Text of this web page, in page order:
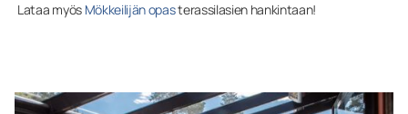
Lataa myös Mökkeilijän opasterassilasien hankintaan!